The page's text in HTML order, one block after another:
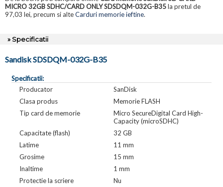
MICRO 32GB SDHC/CARD ONLY SDSDQM-032G-B35la pretul de
97,03 lei, precum si alteCarduri memorie ieftine.
» Specificatii
Sandisk SDSDQM-032G-B35
Specificatii:
Producator
SanDisk
Clasa produs
Memorie FLASH
Tip card de memorie
Micro SecureDigital Card High-
Capacity (microSDHC)
Capacitate (flash)
32 GB
Latime
11 mm
Grosime
15 mm
Inaltime
1 mm
Protectie la scriere
Nu